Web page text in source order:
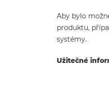
Aby bylo
produktu,
systémy.
Užitečné